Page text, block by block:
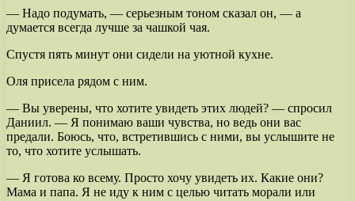
— Надо подумать, — серьезным тоном сказал он, — а
думается всегда лучше за чашкой чая.
Спустя пять минут они сидели на уютной кухне.
Оля присела рядом с ним.
— Вы уверены, что хотите увидеть этих людей? — спросил
Даниил. — Я понимаю ваши чувства, но ведь они вас
предали. Боюсь, что, встретившись с ними, вы услышите не
то, что хотите услышать.
— Я готова ко всему. Просто хочу увидеть их. Какие они?
Мама и папа. Я не иду к ним с целью читать морали или